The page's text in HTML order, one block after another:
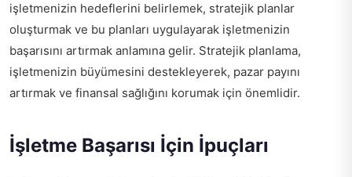
işletmenizin hedeflerini belirlemek, stratejik planlar
oluşturmak ve bu planları uygulayarak işletmenizin
başarısını artırmak anlamına gelir. Stratejik planlama,
işletmenizin büyümesini destekleyerek, pazar payını
artırmak ve finansal sağlığını korumak için önemlidir.
İşletme Başarısı İçin İpuçları